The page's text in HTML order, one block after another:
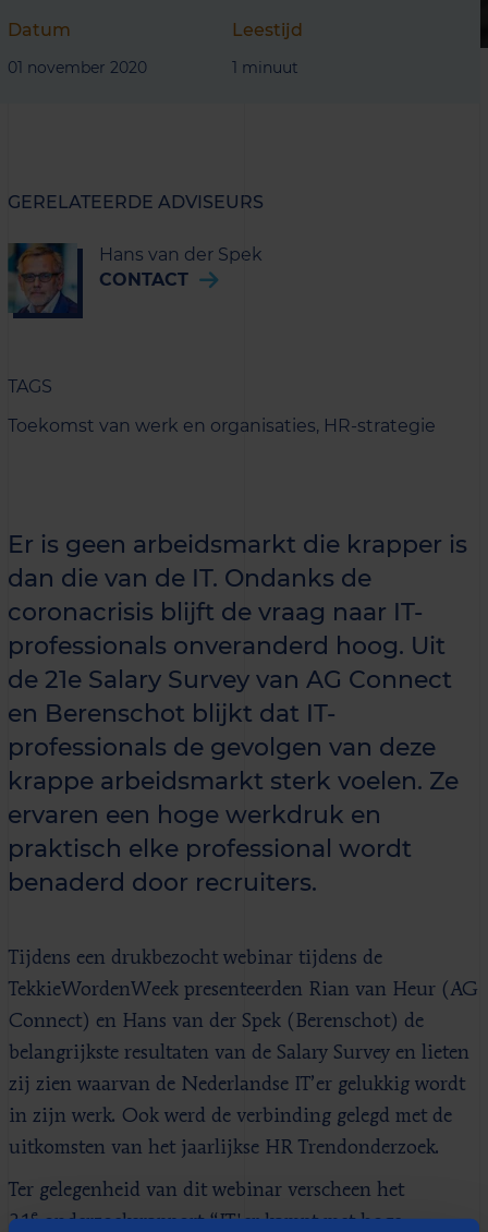
Datum
01 november 2020
Leestijd
1 minuut
GERELATEERDE ADVISEURS
Hans van der Spek
CONTACT
TAGS
Toekomst van werk en organisaties, HR-strategie
Er is geen arbeidsmarkt die krapper is
dan die van de IT. Ondanks de
coronacrisis blijft de vraag naar IT-
professionals onveranderd hoog. Uit
de 21e Salary Survey van AG Connect
en Berenschot blijkt dat IT-
professionals de gevolgen van deze
krappe arbeidsmarkt sterk voelen. Ze
ervaren een hoge werkdruk en
praktisch elke professional wordt
benaderd door recruiters.
Tijdens een drukbezocht webinar tijdens de
TekkieWordenWeek presenteerden Rian van Heur (AG
Connect) en Hans van der Spek (Berenschot) de
belangrijkste resultaten van de Salary Survey en lieten
zij zien waarvan de Nederlandse IT’er gelukkig wordt
in zijn werk. Ook werd de verbinding gelegd met de
uitkomsten van het jaarlijkse HR Trendonderzoek.
Ter gelegenheid van dit webinar verscheen het
21eonderzoeksrapport “IT'er kampt met hoge